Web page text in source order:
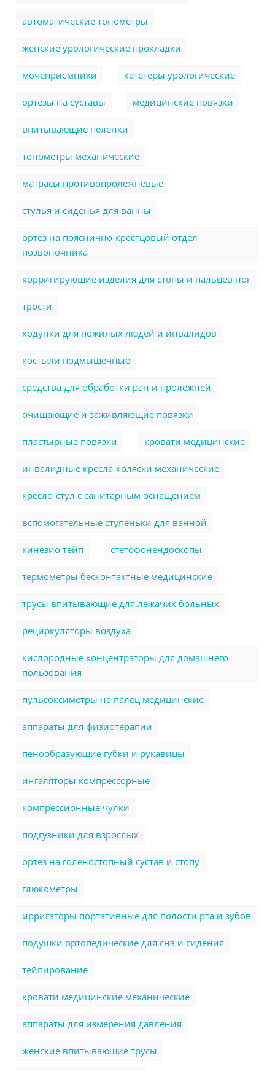
автоматические тонометры
женские урологические прокладки
мочеприемники катетеры урологические
ортезы на суставы медицинские повязки
впитывающие пеленки
тонометры механические
матрасы противопролежневые
стулья и сиденья для ванны
ортез на пояснично-крестцовый отдел
позвоночника
корригирующие изделия для стопы и пальцев ног
трости
ходунки для пожилых людей и инвалидов
костыли подмышечные
cредства для обработки ран и пролежней
очищающие и заживляющие повязки
пластырные повязки кровати медицинские
инвалидные кресла-коляски механические
кресло-стул с санитарным оснащением
вспомогательные ступеньки для ванной
кинезио тейп стетофонендоскопы
термометры бесконтактные медицинские
трусы впитывающие для лежачих больных
рециркуляторы воздуха
кислородные концентраторы для домашнего
пользования
пульсоксиметры на палец медицинские
аппараты для физиотерапии
пенообразующие губки и рукавицы
ингаляторы компрессорные
компрессионные чулки
подгузники для взрослых
ортез на голеностопный сустав и стопу
глюкометры
ирригаторы портативные для полости рта и зубов
подушки ортопедические для сна и сидения
тейпирование
кровати медицинские механические
аппараты для измерения давления
женские впитывающие трусы